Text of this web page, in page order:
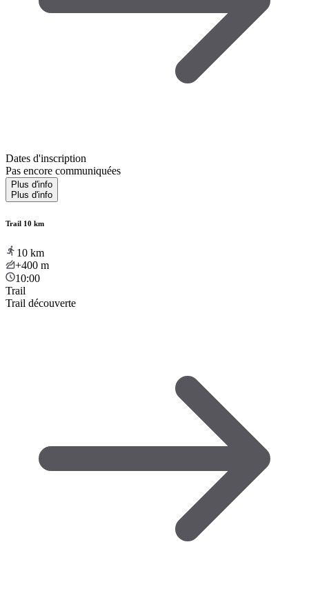
Dates d'inscription
Pas encore communiquées
Plus d'info
Plus d'info
Trail 10 km
10 km
+400 m
10:00
Trail
Trail découverte